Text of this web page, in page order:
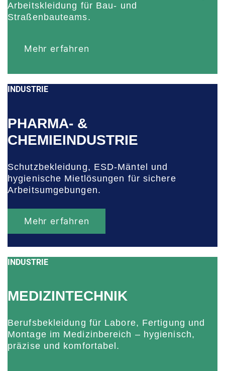
Arbeitskleidung für Bau- und
Straßenbauteams.
Mehr erfahren
INDUSTRIE
PHARMA- &
CHEMIEINDUSTRIE
Schutzbekleidung, ESD-Mäntel und
hygienische Mietlösungen für sichere
Arbeitsumgebungen.
Mehr erfahren
INDUSTRIE
MEDIZINTECHNIK
Berufsbekleidung für Labore, Fertigung und
Montage im Medizinbereich – hygienisch,
präzise und komfortabel.